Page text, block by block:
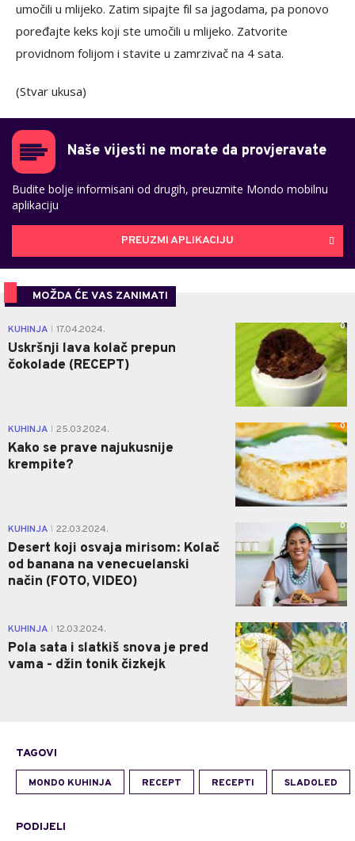
umočili u mlijeko. Zatim sipajte fil sa jagodama, pa ponovo
poređajte keks koji ste umočili u mlijeko. Zatvorite
providnom folijom i stavite u zamrzivač na 4 sata.
(Stvar ukusa)
Naše vijesti ne morate da provjeravate
Budite bolje informisani od drugih, preuzmite Mondo mobilnu
aplikaciju
PREUZMI APLIKACIJU
MOŽDA ĆE VAS ZANIMATI
KUHINJA 17.04.2024.
Uskršnji lava kolač prepun
čokolade (RECEPT)
0
KUHINJA 25.03.2024.
Kako se prave najukusnije
krempite?
0
KUHINJA 22.03.2024.
Desert koji osvaja mirisom: Kolač
od banana na venecuelanski
način (FOTO, VIDEO)
0
KUHINJA 12.03.2024.
Pola sata i slatkiš snova je pred
vama - džin tonik čizkejk
0
TAGOVI
MONDO KUHINJA RECEPT RECEPTI SLADOLED
PODIJELI